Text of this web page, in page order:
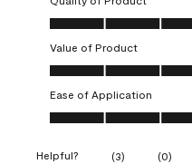
Quality of Product, 5.0 out
Value of Product
Value of Product, 5.0 out of
Ease of Application
Ease of Application, 5.0
Helpful? (3) (0)